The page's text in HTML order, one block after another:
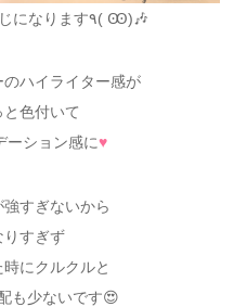
両目装着でこんな感じになります٩( Ꙭ)🎶
ハイライター感が
色付いて
ーション感に♥
すぎないから
りすぎず
にクルクルと
も少ないです😍